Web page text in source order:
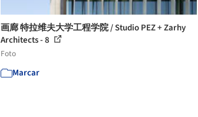
画廊 特拉维夫大学工程学院 / Studio PEZ + Zarhy
Architects - 8
Foto
Marcar